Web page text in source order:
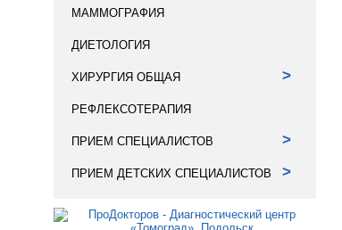
МАММОГРАФИЯ
ДИЕТОЛОГИЯ
ХИРУРГИЯ ОБЩАЯ >
РЕФЛЕКСОТЕРАПИЯ
ПРИЕМ СПЕЦИАЛИСТОВ >
ПРИЕМ ДЕТСКИХ СПЕЦИАЛИСТОВ >